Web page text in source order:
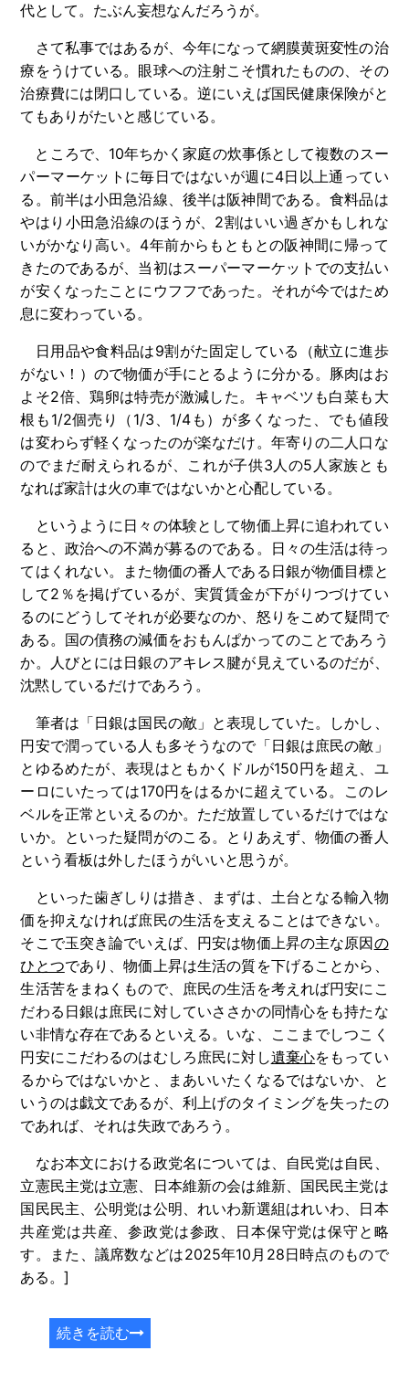
代として。たぶん妄想なんだろうが。
さて私事ではあるが、今年になって網膜黄斑変性の治
療をうけている。眼球への注射こそ慣れたものの、その
治療費には閉口している。逆にいえば国民健康保険がと
てもありがたいと感じている。
ところで、10年ちかく家庭の炊事係として複数のスー
パーマーケットに毎日ではないが週に4日以上通ってい
る。前半は小田急沿線、後半は阪神間である。食料品は
やはり小田急沿線のほうが、2割はいい過ぎかもしれな
いがかなり高い。4年前からもともとの阪神間に帰って
きたのであるが、当初はスーパーマーケットでの支払い
が安くなったことにウフフであった。それが今ではため
息に変わっている。
日用品や食料品は9割がた固定している（献立に進歩
がない！）ので物価が手にとるように分かる。豚肉はお
よそ2倍、鶏卵は特売が激減した。キャベツも白菜も大
根も1/2個売り（1/3、1/4も）が多くなった、でも値段
は変わらず軽くなったのが楽なだけ。年寄りの二人口な
のでまだ耐えられるが、これが子供3人の5人家族とも
なれば家計は火の車ではないかと心配している。
というように日々の体験として物価上昇に追われてい
ると、政治への不満が募るのである。日々の生活は待っ
てはくれない。また物価の番人である日銀が物価目標と
して2％を掲げているが、実質賃金が下がりつづけてい
るのにどうしてそれが必要なのか、怒りをこめて疑問で
ある。国の債務の減価をおもんぱかってのことであろう
か。人びとには日銀のアキレス腱が見えているのだが、
沈黙しているだけであろう。
筆者は「日銀は国民の敵」と表現していた。しかし、
円安で潤っている人も多そうなので「日銀は庶民の敵」
とゆるめたが、表現はともかくドルが150円を超え、ユ
ーロにいたっては170円をはるかに超えている。このレ
ベルを正常といえるのか。ただ放置しているだけではな
いか。といった疑問がのこる。とりあえず、物価の番人
という看板は外したほうがいいと思うが。
といった歯ぎしりは措き、まずは、土台となる輸入物
価を抑えなければ庶民の生活を支えることはできない。
そこで玉突き論でいえば、円安は物価上昇の主な原因の
ひとつであり、物価上昇は生活の質を下げることから、
生活苦をまねくもので、庶民の生活を考えれば円安にこ
だわる日銀は庶民に対していささかの同情心をも持たな
い非情な存在であるといえる。いな、ここまでしつこく
円安にこだわるのはむしろ庶民に対し遺棄心をもってい
るからではないかと、まあいいたくなるではないか、と
いうのは戯文であるが、利上げのタイミングを失ったの
であれば、それは失政であろう。
なお本文における政党名については、自民党は自民、
立憲民主党は立憲、日本維新の会は維新、国民民主党は
国民民主、公明党は公明、れいわ新選組はれいわ、日本
共産党は共産、参政党は参政、日本保守党は保守と略
す。また、議席数などは2025年10月28日時点のもので
ある。]
続きを読む